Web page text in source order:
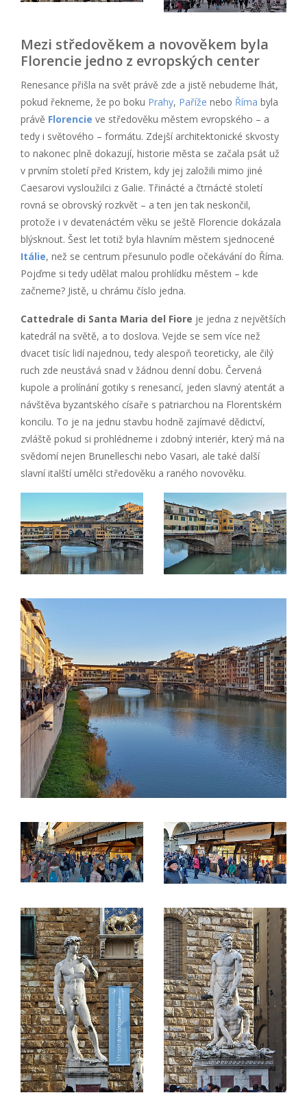
Mezi středověkem a novověkem byla
Florencie jedno z evropských center
Renesance přišla na svět právě zde a jistě nebudeme lhát,
pokud řekneme, že po boku Prahy, Paříže nebo Říma byla
právě Florencie ve středověku městem evropského – a
tedy i světového – formátu. Zdejší architektonické skvosty
to nakonec plně dokazují, historie města se začala psát už
v prvním století před Kristem, kdy jej založili mimo jiné
Caesarovi vysloužilci z Galie. Třinácté a čtrnácté století
rovná se obrovský rozkvět – a ten jen tak neskončil,
protože i v devatenáctém věku se ještě Florencie dokázala
blýsknout. Šest let totiž byla hlavním městem sjednocené
Itálie, než se centrum přesunulo podle očekávání do Říma.
Pojďme si tedy udělat malou prohlídku městem – kde
začneme? Jistě, u chrámu číslo jedna.
Cattedrale di Santa Maria del Fiore je jedna z největších
katedrál na světě, a to doslova. Vejde se sem více než
dvacet tisíc lidí najednou, tedy alespoň teoreticky, ale čilý
ruch zde neustává snad v žádnou denní dobu. Červená
kupole a prolínání gotiky s renesancí, jeden slavný atentát a
návštěva byzantského císaře s patriarchou na Florentském
koncilu. To je na jednu stavbu hodně zajímavé dědictví,
zvláště pokud si prohlédneme i zdobný interiér, který má na
svědomí nejen Brunelleschi nebo Vasari, ale také další
slavní italští umělci středověku a raného novověku.